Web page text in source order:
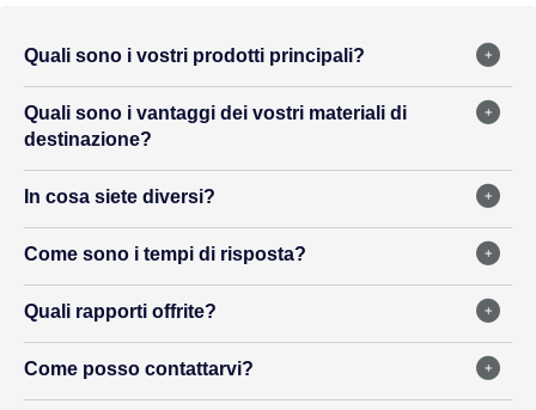
Quali sono i vostri prodotti principali?
Quali sono i vantaggi dei vostri materiali di
destinazione?
In cosa siete diversi?
Come sono i tempi di risposta?
Quali rapporti offrite?
Come posso contattarvi?